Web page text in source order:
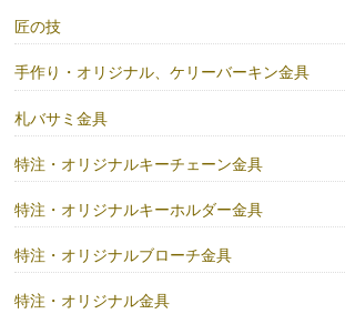
匠の技
手作り・オリジナル、ケリーバーキン金具
札バサミ金具
特注・オリジナルキーチェーン金具
特注・オリジナルキーホルダー金具
特注・オリジナルブローチ金具
特注・オリジナル金具